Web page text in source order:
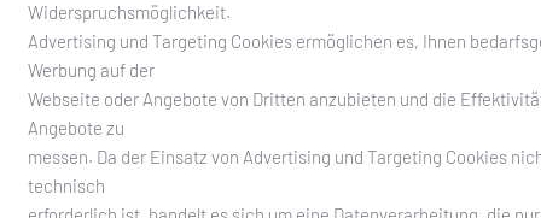
Widerspruchsmöglichkeit.
Advertising und Targeting Cookies ermöglichen es, Ihnen
Werbung auf der
Webseite oder Angebote von Dritten anzubieten und die
Angebote zu
messen. Da der Einsatz von Advertising und Targeting Cookies
technisch